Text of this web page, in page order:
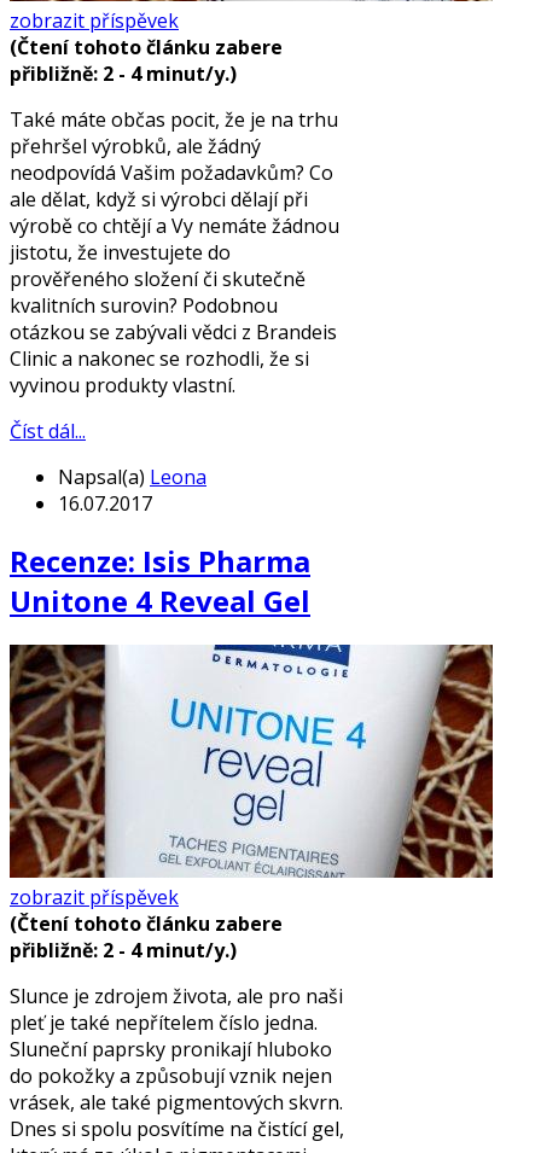
zobrazit příspěvek
(Čtení tohoto článku zabere
přibližně: 2 - 4 minut/y.)
Také máte občas pocit, že je na trhu
přehršel výrobků, ale žádný
neodpovídá Vašim požadavkům? Co
ale dělat, když si výrobci dělají při
výrobě co chtějí a Vy nemáte žádnou
jistotu, že investujete do
prověřeného složení či skutečně
kvalitních surovin? Podobnou
otázkou se zabývali vědci z Brandeis
Clinic a nakonec se rozhodli, že si
vyvinou produkty vlastní.
Číst dál...
Napsal(a) Leona
16.07.2017
Recenze: Isis Pharma
Unitone 4 Reveal Gel
zobrazit příspěvek
(Čtení tohoto článku zabere
přibližně: 2 - 4 minut/y.)
Slunce je zdrojem života, ale pro naši
pleť je také nepřítelem číslo jedna.
Sluneční paprsky pronikají hluboko
do pokožky a způsobují vznik nejen
vrásek, ale také pigmentových skvrn.
Dnes si spolu posvítíme na čistící gel,